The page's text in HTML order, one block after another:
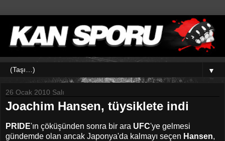
▼
26 Ocak 2010 Salı
Joachim Hansen, tüysiklete indi
PRIDE'ın çöküşünden sonra bir ara UFC'ye gelmesi
gündemde olan ancak Japonya'da kalmayı seçen Hansen,